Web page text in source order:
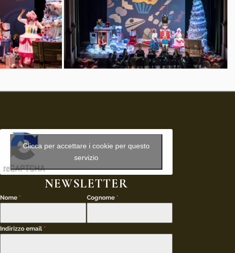
Clicca per accettare i cookie per questo
servizio
NEWSLETTER
Nome* Cognome *
Indirizzo email*